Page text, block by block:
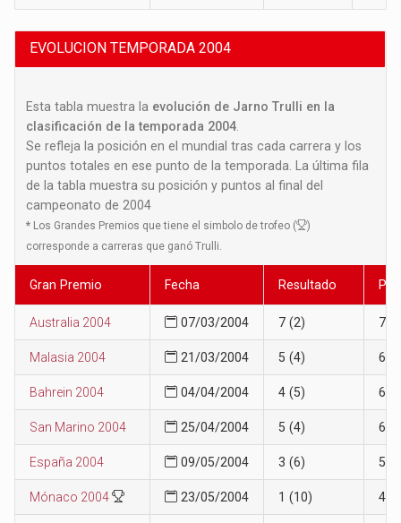
EVOLUCION TEMPORADA 2004
Esta tabla muestra la evolución de Jarno Trulli en la
clasificación de la temporada 2004
Se refleja la posición en el mundial tras cada carrera y los
puntos totales en ese punto de la temporada. La última fila
de la tabla muestra su posición y puntos al final del
campeonato de 2004
* Los Grandes Premios que tiene el simbolo de trofeo (
)
corresponde a carreras que ganó Trulli.
Gran Premio Fecha Resultado
Australia 2004 07/03/2004 7 (2) 7
Malasia 2004 21/03/2004 5 (4) 6
Bahrein 2004 04/04/2004 4 (5) 6
San Marino 2004 25/04/2004 5 (4) 6
España 2004 09/05/2004 3 (6) 5
Mónaco 2004 23/05/2004 1 (10) 4